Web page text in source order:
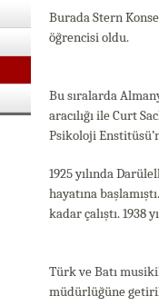
Burada Stern
öğrencisi oldu.
Bu sıralarda
aracılığı ile Curt
Psikoloji
1925 yılında
hayatına
kadar çalıştı. 1938
Türk ve Batı
müdürlüğüne